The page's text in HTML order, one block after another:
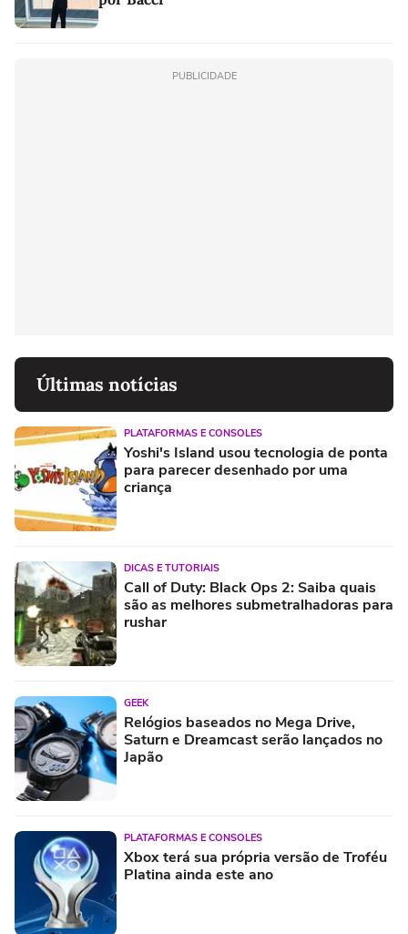
PUBLICIDADE
Últimas notícias
PLATAFORMAS E CONSOLES
Yoshi's Island usou tecnologia de ponta
para parecer desenhado por uma
criança
DICAS E TUTORIAIS
Call of Duty: Black Ops 2: Saiba quais
são as melhores submetralhadoras para
rushar
GEEK
Relógios baseados no Mega Drive,
Saturn e Dreamcast serão lançados no
Japão
PLATAFORMAS E CONSOLES
Xbox terá sua própria versão de Troféu
Platina ainda este ano